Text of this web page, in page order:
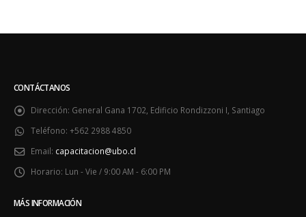
CONTÁCTANOS
Dirección: General Gana 1702, Edificio Rondizzoni I, Santiago
Teléfono: +562 2988 4850
Email: capacitacion@ubo.cl
Horario: Lun - Vie / 9:00 AM - 6:00 PM
MÁS INFORMACIÓN